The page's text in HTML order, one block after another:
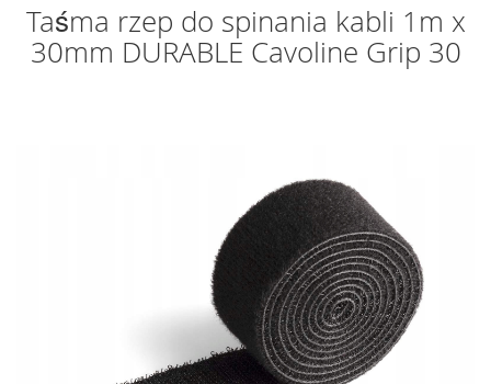
Taśma rzep do spinania kabli 1m x
30mm DURABLE Cavoline Grip 30